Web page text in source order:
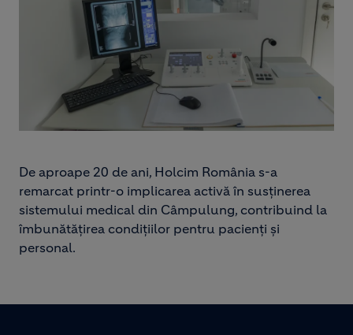
De aproape 20 de ani, Holcim România s-a
remarcat printr-o implicarea activă în susținerea
sistemului medical din Câmpulung, contribuind la
îmbunătățirea condițiilor pentru pacienți și
personal.